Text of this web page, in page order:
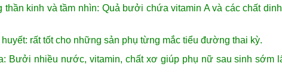
thần kinh và tầm nhìn: Quả bưởi chứa vitamin A và các chất
rất tốt cho những sản phụ từng mắc tiểu đường thai kỳ.
Bưởi nhiều nước, vitamin, chất xơ giúp phụ nữ sau sinh sớm